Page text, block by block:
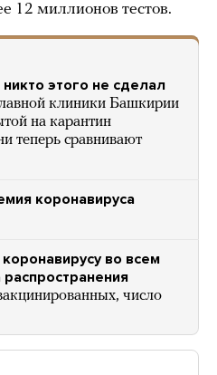
12 миллионов тестов.
этого не сделал
клиники Башкирии
на карантин
теперь сравнивают
коронавируса
во всем
число